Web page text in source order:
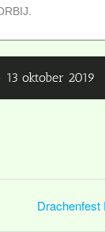
13 oktober 2019
Drachenfest